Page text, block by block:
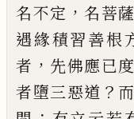
名不定 ，名菩薩
遇緣積習善根
者 ， 先佛應已
者墮三惡道 ？